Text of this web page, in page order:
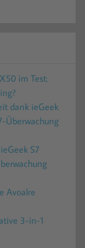
im Test:
dank ieGeek
Überwachung
S7
Avoalre
3-in-1